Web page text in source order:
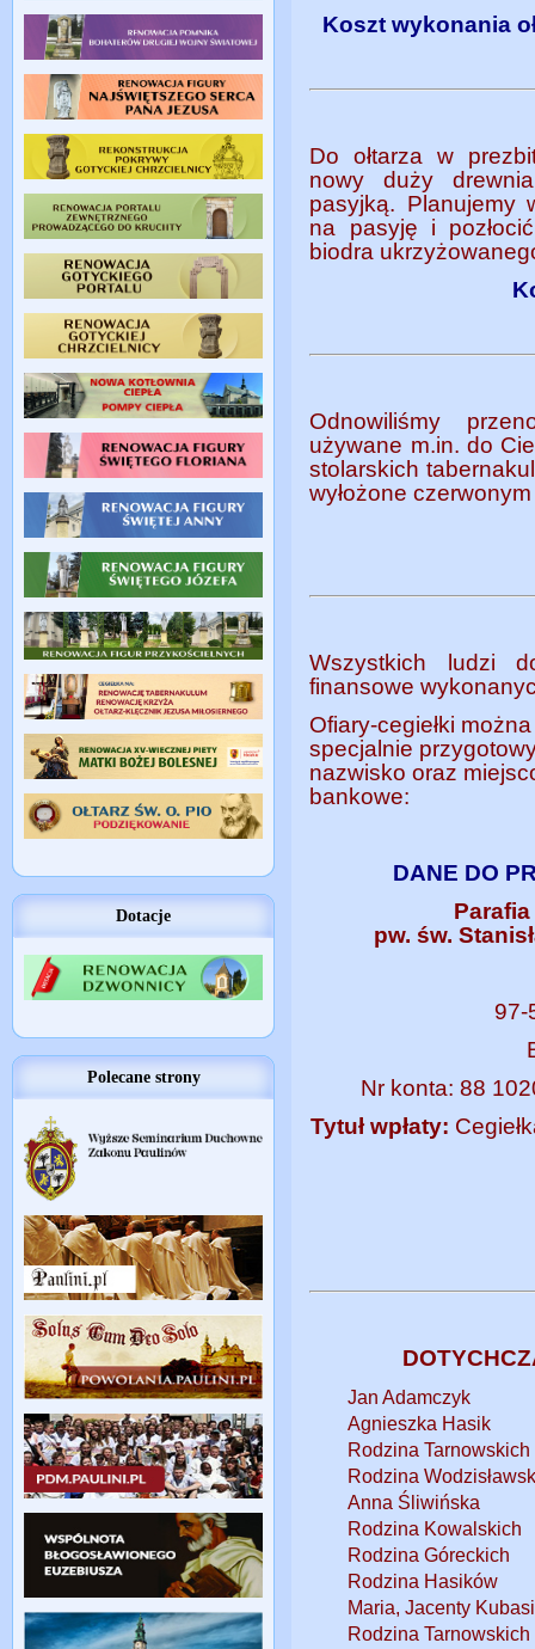
Dotacje
Polecane strony
Koszt wykonania
Do ołtarza w
nowy duży
pasyjką. Planujemy
na pasyję i
biodra
Odnowiliśmy
używane m.in. do
stolarskich
wyłożone
Wszystkich ludzi
finansowe
Ofiary-cegiełki
specjalnie
nazwisko oraz
bankowe:
DANE DO
pw. św.
97-
Nr konta: 88
Tytuł wpłaty:
Jan Adamczyk
Agnieszka Hasik
Rodzina Tarnowskich
Rodzina
Anna Śliwińska
Rodzina Kowalskich
Rodzina Góreckich
Rodzina Hasików
Maria, Jacenty
Rodzina Tarnowskich